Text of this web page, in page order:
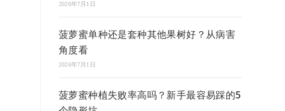
2026年7月1日
菠萝蜜单种还是套种其他果树好？从病害
角度看
2026年7月1日
菠萝蜜种植失败率高吗？新手最容易踩的5